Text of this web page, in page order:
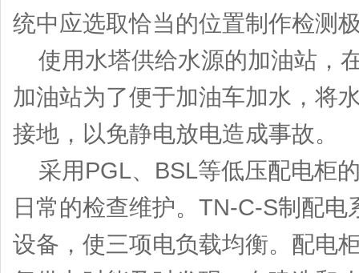
统中应选取恰当的位置制作检测
使用水塔供给水源的加油站，
加油站为了便于加油车加水，将
接地，以免静电放电造成事故。
采用PGL、BSL等低压配电柜
日常的检查维护。TN-C-S制配
设备，使三项电负载均衡。配电